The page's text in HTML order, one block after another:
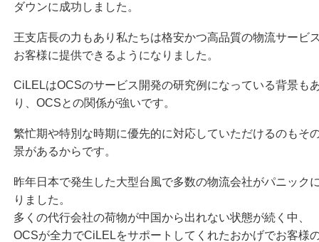
ダウンに成功しました。
王支店長の力もあり私たちは格安かつ高品質の物流サービ
お客様に提供できるようになりました。
CiLELはOCSのサービス開発の研究例になっている背景も
り、OCSとの関係が強いです。
繁忙期や特別な時期に優先的に対応していただけるのもそ
景があるからです。
昨年日本で発生した大型台風で多数の物流会社がパニック
りました。
多くの代行会社の荷物が中国から出れない状態が続く中、
OCSが全力でCiLELをサポートしてくれたおかげでお客様